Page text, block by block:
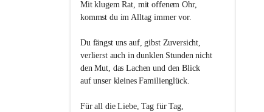
Mit klugem Rat, mit offenem Ohr,
kommst du im Alltag immer vor.
Du fängst uns auf, gibst Zuversicht,
verlierst auch in dunklen Stunden nicht
den Mut, das Lachen und den Blick
auf unser kleines Familienglück.
Für all die Liebe, Tag für Tag,